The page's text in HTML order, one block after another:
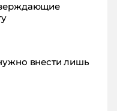
внести лишь